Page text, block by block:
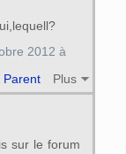
Parent Plus
2012 à
sur le forum